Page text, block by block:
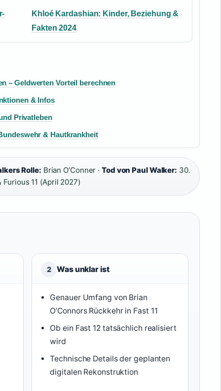
Khloé Kardashian: Kinder, Beziehung &
Fakten 2024
– Geldwerten Vorteil berechnen
& Infos
Privatleben
& Hautkrankheit
Rolle: Brian O’Conner ·Tod von Paul Walker: 30.
Furious 11 (April 2027)
2 Was unklar ist
Genauer Umfang von Brian
O’Connors Rückkehr in Fast 11
Ob ein Fast 12 tatsächlich realisiert
wird
Technische Details der geplanten
digitalen Rekonstruktion